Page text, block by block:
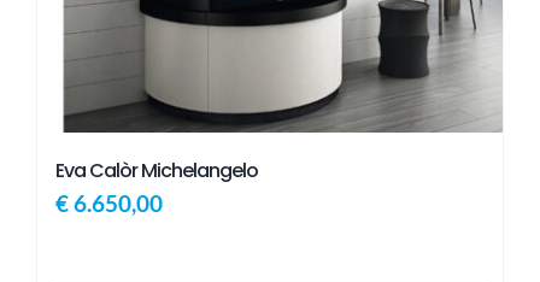
Eva Calòr Michelangelo
€6.650,00